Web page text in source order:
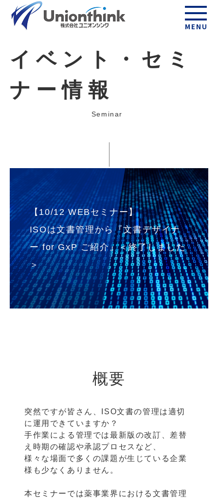
MENU
イベント・セミ
ナー情報
Seminar
【10/12 WEBセミナー】
ISOは文書管理から『文書デザイナ
ー for GxP ご紹介』＜終了しました
＞
概要
突然ですが皆さん、ISO文書の管理は適切
に運用できていますか？
手作業による管理では最新版の改訂、差替
え時期の確認や承認プロセスなど、
様々な場面で多くの課題が生じている企業
様も少なくありません。
本セミナーでは薬事業界における文書管理